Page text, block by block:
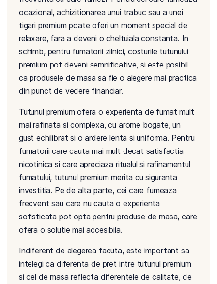
ocazional, achizitionarea unui trabuc sau a unei
tigari premium poate oferi un moment special de
relaxare, fara a deveni o cheltuiala constanta. In
schimb, pentru fumatorii zilnici, costurile tutunului
premium pot deveni semnificative, si este posibil
ca produsele de masa sa fie o alegere mai practica
din punct de vedere financiar.
Tutunul premium ofera o experienta de fumat mult
mai rafinata si complexa, cu arome bogate, un
gust echilibrat si o ardere lenta si uniforma. Pentru
fumatorii care cauta mai mult decat satisfactia
nicotinica si care apreciaza ritualul si rafinamentul
fumatului, tutunul premium merita cu siguranta
investitia. Pe de alta parte, cei care fumeaza
frecvent sau care nu cauta o experienta
sofisticata pot opta pentru produse de masa, care
ofera o solutie mai accesibila.
Indiferent de alegerea facuta, este important sa
intelegi ca diferenta de pret intre tutunul premium
si cel de masa reflecta diferentele de calitate, de